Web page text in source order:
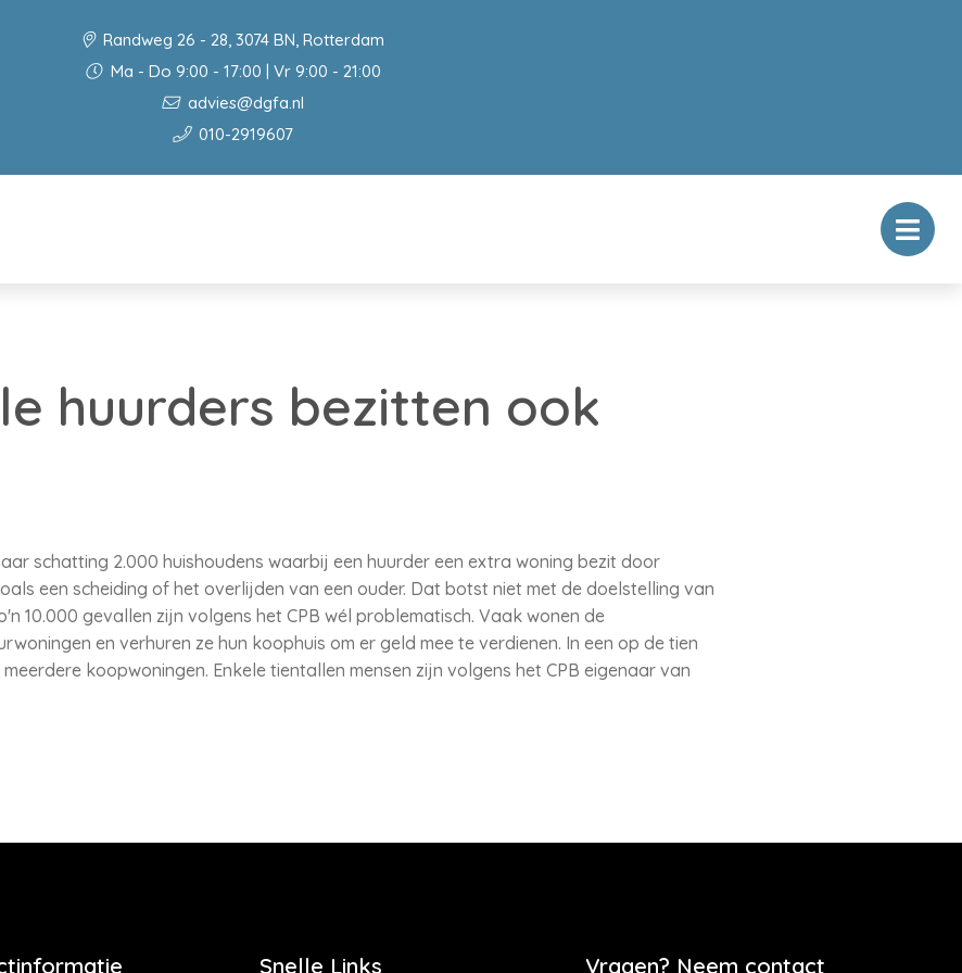
Randweg 26 - 28, 3074 BN, Rotterdam
Ma - Do 9:00 - 17:00 | Vr 9:00 - 21:00
advies@dgfa.nl
010-2919607
huurders bezitten ook
schatting 2.000 huishoudens waarbij een huurder een extra woning bezit door
een scheiding of het overlijden van een ouder. Dat botst niet met de doelstelling van
10.000 gevallen zijn volgens het CPB wél problematisch. Vaak wonen de
en verhuren ze hun koophuis om er geld mee te verdienen. In een op de tien
koopwoningen. Enkele tientallen mensen zijn volgens het CPB eigenaar van
Snelle Links Vragen? Neem contact